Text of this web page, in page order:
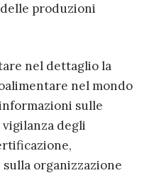
produzioni
nel dettaglio la
nel mondo
sulle
degli
organizzazione